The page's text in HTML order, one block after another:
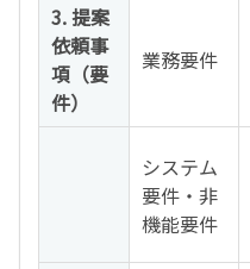
3. 提案
依頼事
項（要
件）
業務要件
システム
要件・非
機能要件